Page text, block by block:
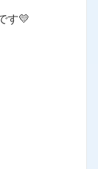
す💛